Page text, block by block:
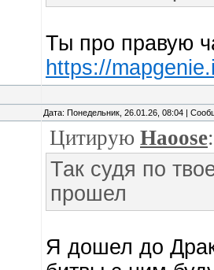
Ты про правую
https://
Дата: Понедельник, 26.01.26, 08:04 |
Цитирую Haoose:
Так судя по
прошел
Я дошел до